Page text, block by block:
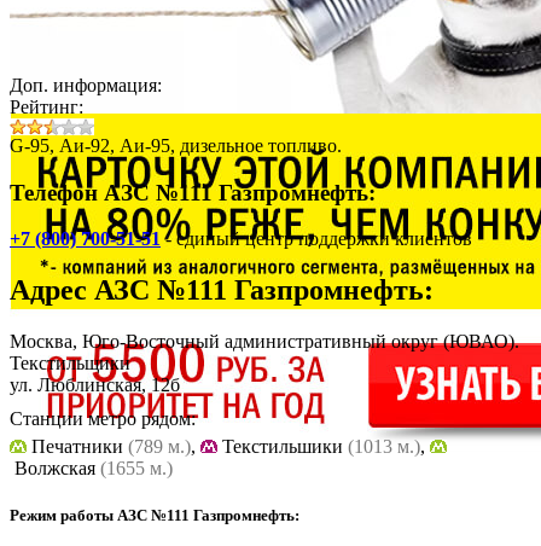
Доп. информация:
Рейтинг:
G-95, Аи-92, Аи-95, дизельное топливо.
Телефон АЗС №111 Газпромнефть:
+7 (800) 700-51-51 - единый центр поддержки клиентов
Адрес АЗС №111 Газпромнефть:
Москва, Юго-Восточный административный округ (ЮВАО).
Текстильщики
ул. Люблинская, 12б
Станции метро рядом:
Печатники (789 м.), Текстильшики (1013 м.),
Волжская (1655 м.)
Режим работы АЗС №111 Газпромнефть: